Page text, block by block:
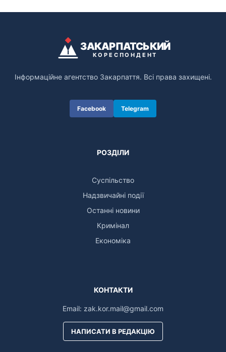
ЗАКАРПАТСЬКИЙ
КОРЕСПОНДЕНТ
Інформаційне агентство Закарпаття. Всі права захищені.
Facebook Telegram
РОЗДІЛИ
Суспільство
Надзвичайні події
Останні новини
Кримінал
Економіка
КОНТАКТИ
Email: zak.kor.mail@gmail.com
НАПИСАТИ В РЕДАКЦІЮ